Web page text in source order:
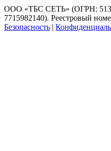
ООО «ТБС СЕТЬ» (ОГРН:
7715982140). Реестровый
Безопасность |